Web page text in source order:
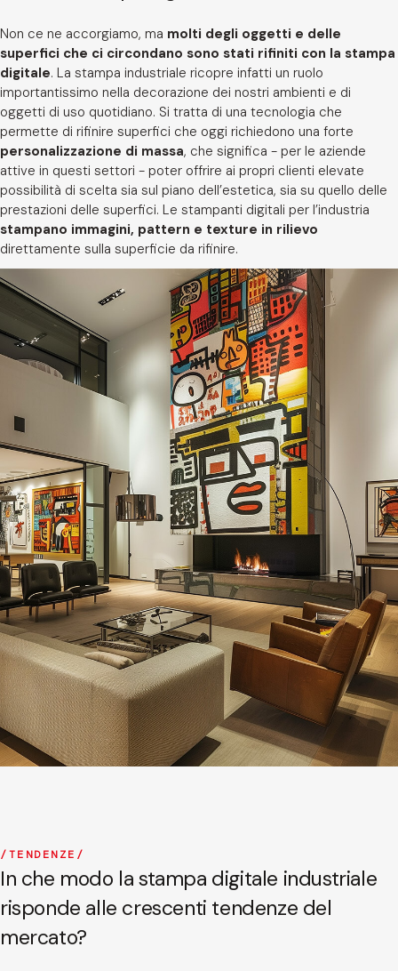
Non ce ne accorgiamo, ma molti degli oggetti e delle
superfici che ci circondano sono stati rifiniti con la stampa
digitale. La stampa industriale ricopre infatti un ruolo
importantissimo nella decorazione dei nostri ambienti e di
oggetti di uso quotidiano. Si tratta di una tecnologia che
permette di rifinire superfici che oggi richiedono una forte
personalizzazione di massa, che significa - per le aziende
attive in questi settori - poter offrire ai propri clienti elevate
possibilità di scelta sia sul piano dell’estetica, sia su quello delle
prestazioni delle superfici. Le stampanti digitali per l’industria
stampano immagini, pattern e texture in rilievo
direttamente sulla superficie da rifinire.
TENDENZE
In che modo la stampa digitale industriale
risponde alle crescenti tendenze del
mercato?